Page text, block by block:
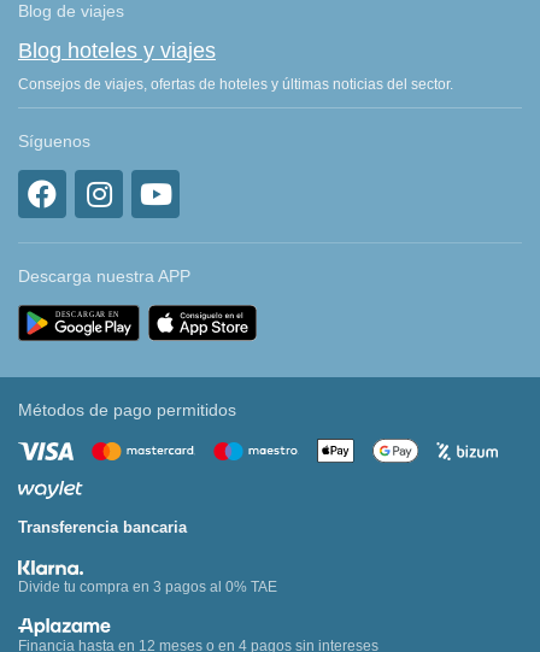
Blog de viajes
Blog hoteles y viajes
Consejos de viajes, ofertas de hoteles y últimas noticias del sector.
Síguenos
Descarga nuestra APP
Métodos de pago permitidos
Transferencia bancaria
Divide tu compra en 3 pagos al 0% TAE
Financia hasta en 12 meses o en 4 pagos sin intereses